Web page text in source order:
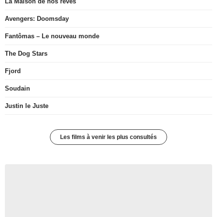
Avengers: Doomsday
Fantômas – Le nouveau monde
The Dog Stars
Fjord
Soudain
Justin le Juste
Les films à venir les plus consultés